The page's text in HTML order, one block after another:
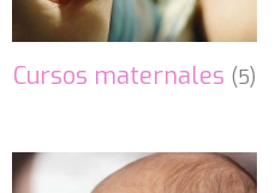
Cursos maternales (5)